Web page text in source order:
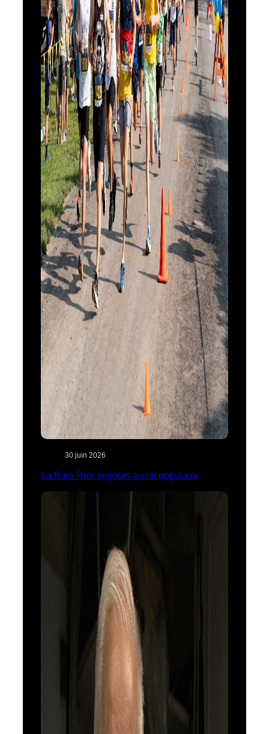
30 juin 2026
La Baie Run toujours aussi populaire